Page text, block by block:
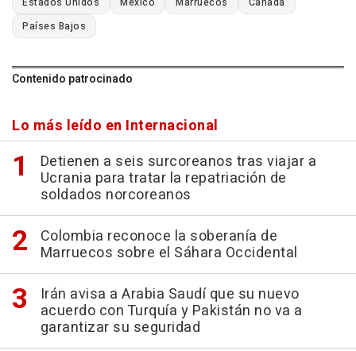
Países Bajos
Contenido patrocinado
Lo más leído en Internacional
Detienen a seis surcoreanos tras viajar a
Ucrania para tratar la repatriación de
soldados norcoreanos
Colombia reconoce la soberanía de
Marruecos sobre el Sáhara Occidental
Irán avisa a Arabia Saudí que su nuevo
acuerdo con Turquía y Pakistán no va a
garantizar su seguridad